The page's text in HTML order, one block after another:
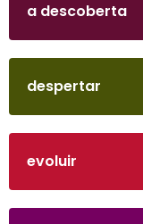
a descoberta
despertar
evoluir